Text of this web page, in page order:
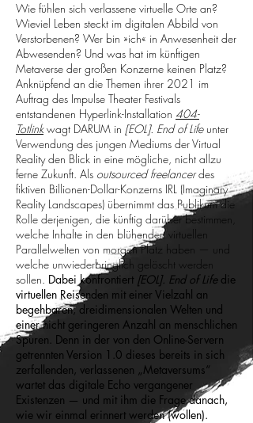
Wie fühlen sich verlassene virtuelle Orte an?
Wieviel Leben steckt im digitalen Abbild von
Verstorbenen? Wer bin »ich« in Anwesenheit der
Abwesenden? Und was hat im künftigen
Metaverse der großen Konzerne keinen Platz?
Anknüpfend an die Themen ihrer 2021 im
Auftrag des Impulse Theater Festivals
entstandenen Hyperlink-Installation 404-
Totlinkwagt DARUM in [EOL]. End of Lifeunter
Verwendung des jungen Mediums der Virtual
Reality den Blick in eine mögliche, nicht allzu
ferne Zukunft. Als outsourced freelancerdes
fiktiven Billionen-Dollar-Konzerns IRL (Imaginary
Reality Landscapes) übernimmt das Publikum die
Rolle derjenigen, die künftig darüber bestimmen,
welche Inhalte in den blühenden virtuellen
Parallelwelten von morgen Platz haben — und
welche unwiederbringlich gelöscht werden
sollen. Dabei konfrontiert [EOL]. End of Lifedie
virtuellen Reisenden mit einer Vielzahl an
begehbaren, dreidimensionalen Welten und
einer nicht geringeren Anzahl an menschlichen
Spuren. Denn in der von den Online-Servern
getrennten Version 1.0 dieses bereits in sich
zerfallenden, verlassenen „Metaversums“
wartet das digitale Echo vergangener
Existenzen — und mit ihm die Frage danach,
wie wir einmal erinnert werden (wollen).